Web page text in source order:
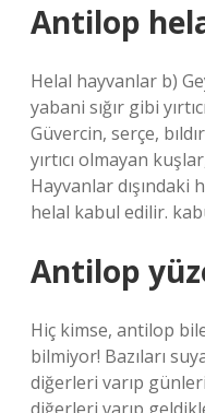
Antilop
Helal hayvanlar b)
yabani sığır gibi
Güvercin, serçe,
yırtıcı olmayan
Hayvanlar dışındaki
helal kabul edilir.
Antilop
Hiç kimse, antilop
bilmiyor! Bazıları
diğerleri varıp